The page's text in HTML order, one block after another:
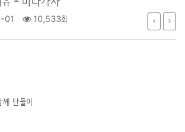
01 10,533회
께 단둘이